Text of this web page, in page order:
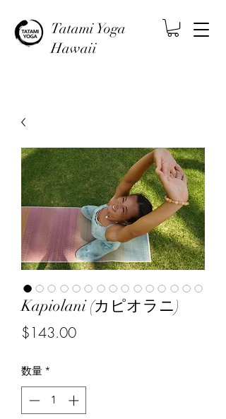
Tatami Yoga
Hawaii
Kapiolani (カピオラニ)
$143.00価
数量 *